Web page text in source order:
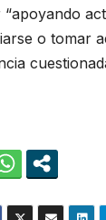
o tomar